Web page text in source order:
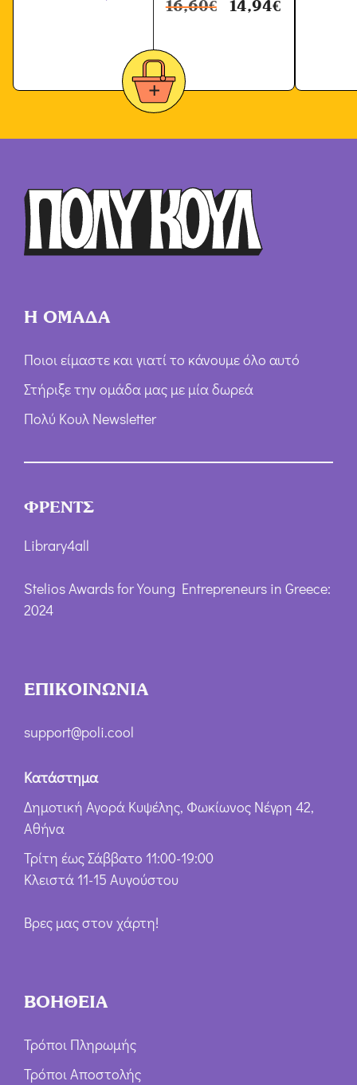
16,60€ 14,94€
Η ΟΜΑΔΑ
Ποιοι είμαστε και γιατί το κάνουμε όλο αυτό
Στήριξε την ομάδα μας με μία δωρεά
Πολύ Κουλ Newsletter
ΦΡΕΝΤΣ
Library4all
Stelios Awards for Young Entrepreneurs in Greece:
2024
ΕΠΙΚΟΙΝΩΝΙΑ
support@poli.cool
Κατάστημα
Δημοτική Αγορά Κυψέλης, Φωκίωνος Νέγρη 42,
Αθήνα
Τρίτη έως Σάββατο 11:00-19:00
Κλειστά 11-15 Αυγούστου
Βρες μας στον χάρτη!
ΒΟΗΘΕΙΑ
Τρόποι Πληρωμής
Τρόποι Αποστολής